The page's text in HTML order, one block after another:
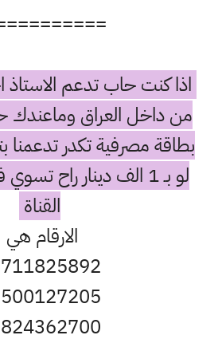
اذا كنت حاب تدعم
من داخل العراق وماعندك
بطاقة مصرفية تكدر
لو بـ 1 الف دينار راح
القناة
الارقام هي